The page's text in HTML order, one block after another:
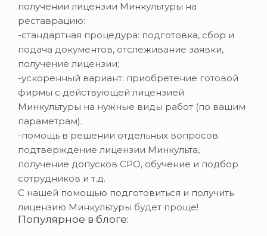
получении лицензии Минкультуры на
реставрацию:
-стандартная процедура: подготовка, сбор и
подача документов, отслеживание заявки,
получение лицензии;
-ускоренный вариант: приобретение готовой
фирмы с действующей лицензией
Минкультуры на нужные виды работ (по вашим
параметрам).
-помощь в решении отдельных вопросов:
подтверждение лицензии Минкульта,
получение допусков СРО, обучение и подбор
сотрудников и т.д.
С нашей помощью подготовиться и получить
лицензию Минкультуры будет проще!
Популярное в блоге: